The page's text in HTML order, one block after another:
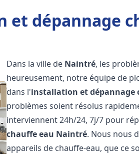
et dépannage
Dans la ville de Naintré, les
heureusement, notre équipe de
dans l'installation et dépannage
problèmes soient résolus
interviennent 24h/24, 7j/7 pour
chauffe eau Naintré. Nous nous
appareils de chauffe-eau, que ce